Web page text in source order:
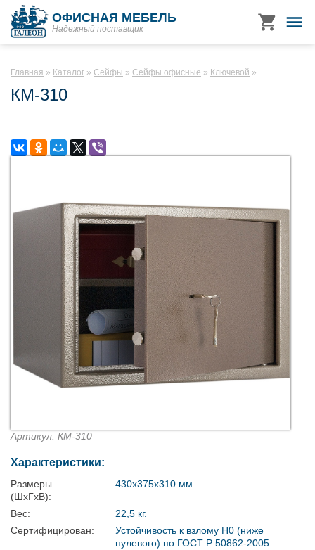
ОФИСНАЯ МЕБЕЛЬ
Надежный поставщик
Главная Каталог Сейфы Сейфы офисные Ключевой
КМ-310
Артикул: КМ-310
Характеристики:
Размеры
(ШхГхВ):
430х375х310 мм.
Вес:
22,5 кг.
Сертифицирован:
Устойчивость к взлому Н0 (ниже
нулевого) по ГОСТ Р 50862-2005.